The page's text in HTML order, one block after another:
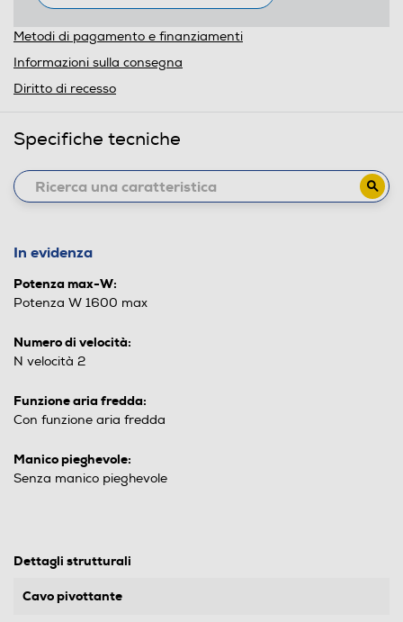
Metodi di pagamento e finanziamenti
Informazioni sulla consegna
Diritto di recesso
Specifiche tecniche
In evidenza
Potenza max-W:
Potenza W 1600 max
Numero di velocità:
N velocità 2
Funzione aria fredda:
Con funzione aria fredda
Manico pieghevole:
Senza manico pieghevole
Dettagli strutturali
Cavo pivottante